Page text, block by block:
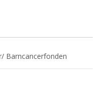
Barncancerfonden